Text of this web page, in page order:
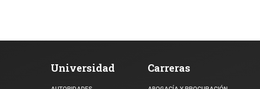
Universidad Carreras